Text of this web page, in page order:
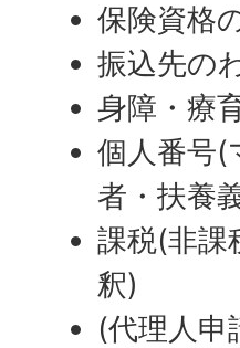
保険資格
振込先の
身障・療
個人番号(
者・扶養
課税(非課
釈)
(代理人申